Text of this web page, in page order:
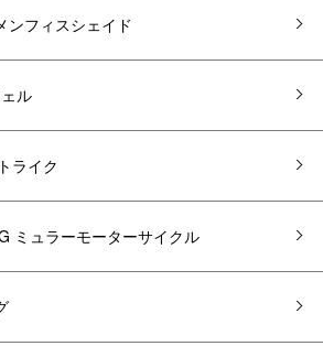
ンフィスシェイド
ル
ライク
ミュラーモーターサイクル